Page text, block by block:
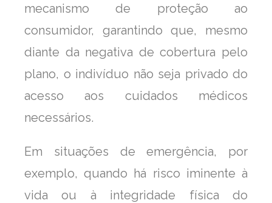
mecanismo de proteção ao
consumidor, garantindo que, mesmo
diante da negativa de cobertura pelo
plano, o indivíduo não seja privado do
acesso aos cuidados médicos
necessários.
Em situações de emergência, por
exemplo, quando há risco iminente à
vida ou à integridade física do